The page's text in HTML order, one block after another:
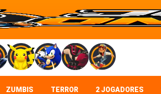
ZUMBIS TERROR 2 JOGADORES